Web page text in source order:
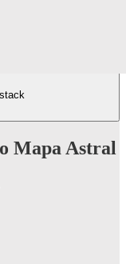
Mapa Astral